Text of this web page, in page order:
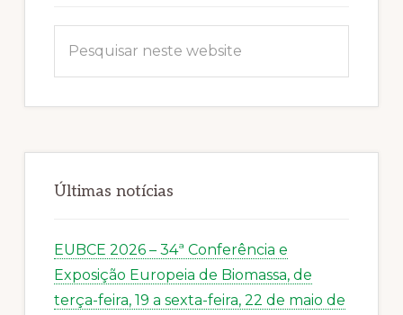
neste
Últimas notícias
EUBCE 2026 – 34ª Conferência e
Exposição Europeia de Biomassa, de
terça-feira, 19 a sexta-feira, 22 de maio de